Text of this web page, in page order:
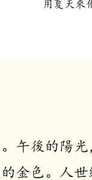
用夏天來
午後的陽
金色。人